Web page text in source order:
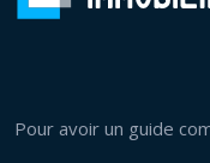
Pour avoir un guide